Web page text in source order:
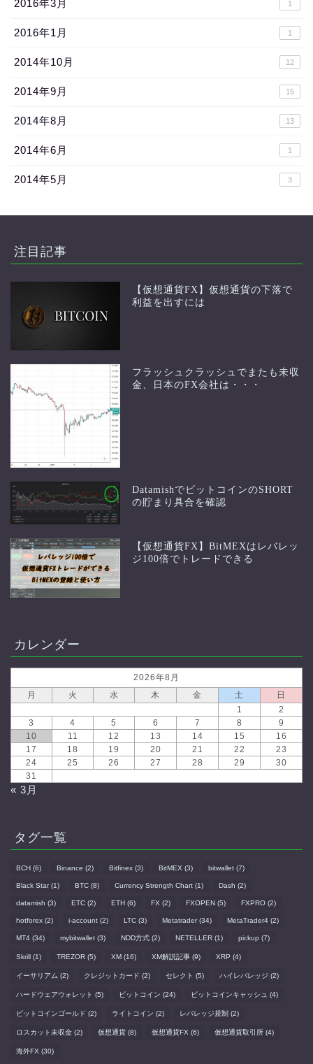
2016年3月 1
2016年1月 1
2014年10月 12
2014年9月 15
2014年8月 13
2014年6月 1
2014年5月 3
注目記事
【仮想通貨FX】仮想通貨の下落で
利益を出すには
フラッシュクラッシュでまたも未収
金、日本のFX会社は・・・
DatamishでビットコインのSHORT
の貯まり具合を確認
【仮想通貨FX】BitMEXはレバレッ
ジ100倍でトレードできる
カレンダー
2026年8月
月
火 水 木 金 土
日
1
2
3
4 5 6 7 8
9
10
11 12 13 14 15
16
17
18 19 20 21 22
23
24
25 26 27 28 29
30
31
« 3月
タグ一覧
BCH (6) Binance (2) Bitfinex (3) BitMEX (3) bitwallet (7)
Black Star(1) BTC (8) Currency Strength Chart (1) Dash (2)
datamish (3) ETC (2) ETH (6) FX (2) FXOPEN (5) FXPRO (2)
hotforex (2) i-account (2) LTC (3) Metatrader(34) MetaTrader4 (2)
MT4 (34) mybitwallet (3) NDD方式 (2) NETELLER (1) pickup (7)
Skrill (1) TREZOR (5) XM (16) XM解説記事 (9) XRP (4)
イーサリアム (2) クレジットカード (2) セレクト (5) ハイレバレッジ (2)
ハードウェアウォレット (5) ビットコイン (24) ビットコインキャッシュ (4)
ビットコインゴールド (2) ライトコイン (2) レバレッジ規制 (2)
ロスカット未収金 (2) 仮想通貨 (8) 仮想通貨FX (6) 仮想通貨取引所 (4)
海外FX (30)